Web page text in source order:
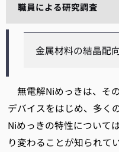
職員による研究調査
金属材料の結晶配
無電解Niめっきは、そ
デバイスをはじめ、多く
Niめっきの特性について
り変わることが知られて